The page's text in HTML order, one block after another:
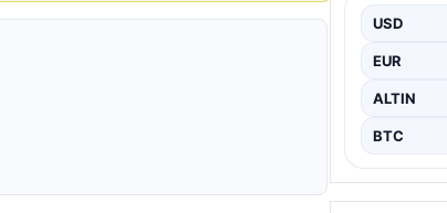
USD
EUR
ALTIN
BTC